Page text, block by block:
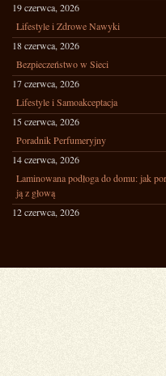
19 czerwca, 2026
Lifestyle i Zdrowe Nawyki
18 czerwca, 2026
Bezpieczeństwo w Sieci
17 czerwca, 2026
Lifestyle i Samoakceptacja
15 czerwca, 2026
Poradnik Perfumeryjny
14 czerwca, 2026
Laminowana podłoga do domu: jak
ją z głową
12 czerwca, 2026